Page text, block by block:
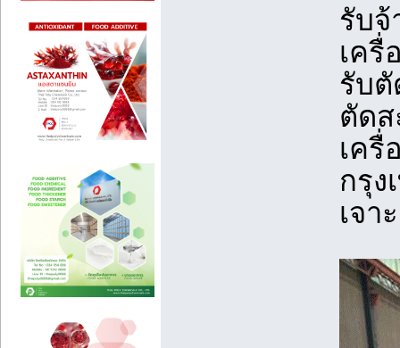
รับจ้
เครื่
รับ
ตัด
เค
กรุง
เจา